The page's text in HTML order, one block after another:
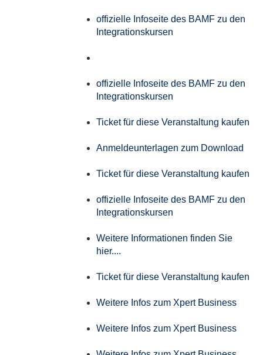
offizielle Infoseite des BAMF zu den
Integrationskursen
offizielle Infoseite des BAMF zu den
Integrationskursen
Ticket für diese Veranstaltung kaufen
Anmeldeunterlagen zum Download
Ticket für diese Veranstaltung kaufen
offizielle Infoseite des BAMF zu den
Integrationskursen
Weitere Informationen finden Sie
hier....
Ticket für diese Veranstaltung kaufen
Weitere Infos zum Xpert Business
Weitere Infos zum Xpert Business